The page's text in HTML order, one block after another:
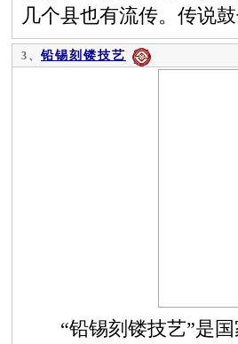
几个县也有流传。传说
3、 铅锡刻镂技艺
“铅锡刻镂技艺”是国